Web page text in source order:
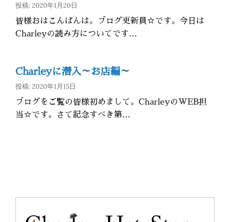
投稿: 2020年1月20日
皆様おはこんばんは。ブログ更新員☆です。今日は
Charleyの読み方についてです…
Charleyに潜入～お店編～
投稿: 2020年1月15日
ブログをご覧の皆様初めまして。CharleyのWEB担
当☆です。さて記念すべき第…